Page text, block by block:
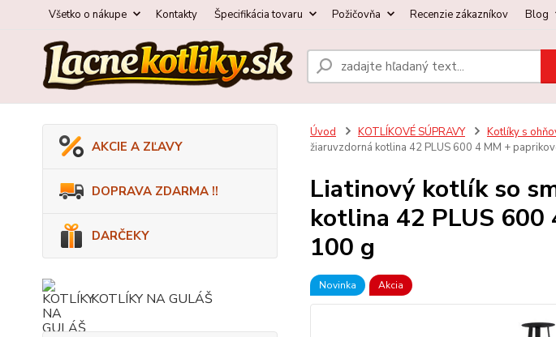
Všetko o nákupe Kontakty Špecifikácia tovaru Požičovňa Recenzie zákazníkov Blog
AKCIE A ZĽAVY
DOPRAVA ZDARMA !!
DARČEKY
KOTLÍKY NA GULÁŠ
Úvod KOTLÍKOVÉ SÚPRAVY Kotlíky s
žiaruvzdorná kotlina 42 PLUS 600 4 MM +
Liatinový kotlík so
kotlina 42 PLUS 600
100 g
Novinka Akcia